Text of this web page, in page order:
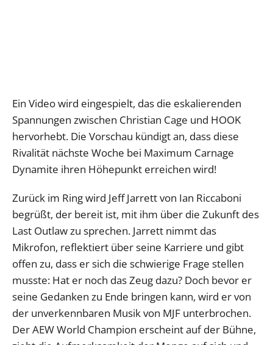
Ein Video wird eingespielt, das die eskalierenden
Spannungen zwischen Christian Cage und HOOK
hervorhebt. Die Vorschau kündigt an, dass diese
Rivalität nächste Woche bei Maximum Carnage
Dynamite ihren Höhepunkt erreichen wird!
Zurück im Ring wird Jeff Jarrett von Ian Riccaboni
begrüßt, der bereit ist, mit ihm über die Zukunft des
Last Outlaw zu sprechen. Jarrett nimmt das
Mikrofon, reflektiert über seine Karriere und gibt
offen zu, dass er sich die schwierige Frage stellen
musste: Hat er noch das Zeug dazu? Doch bevor er
seine Gedanken zu Ende bringen kann, wird er von
der unverkennbaren Musik von MJF unterbrochen.
Der AEW World Champion erscheint auf der Bühne,